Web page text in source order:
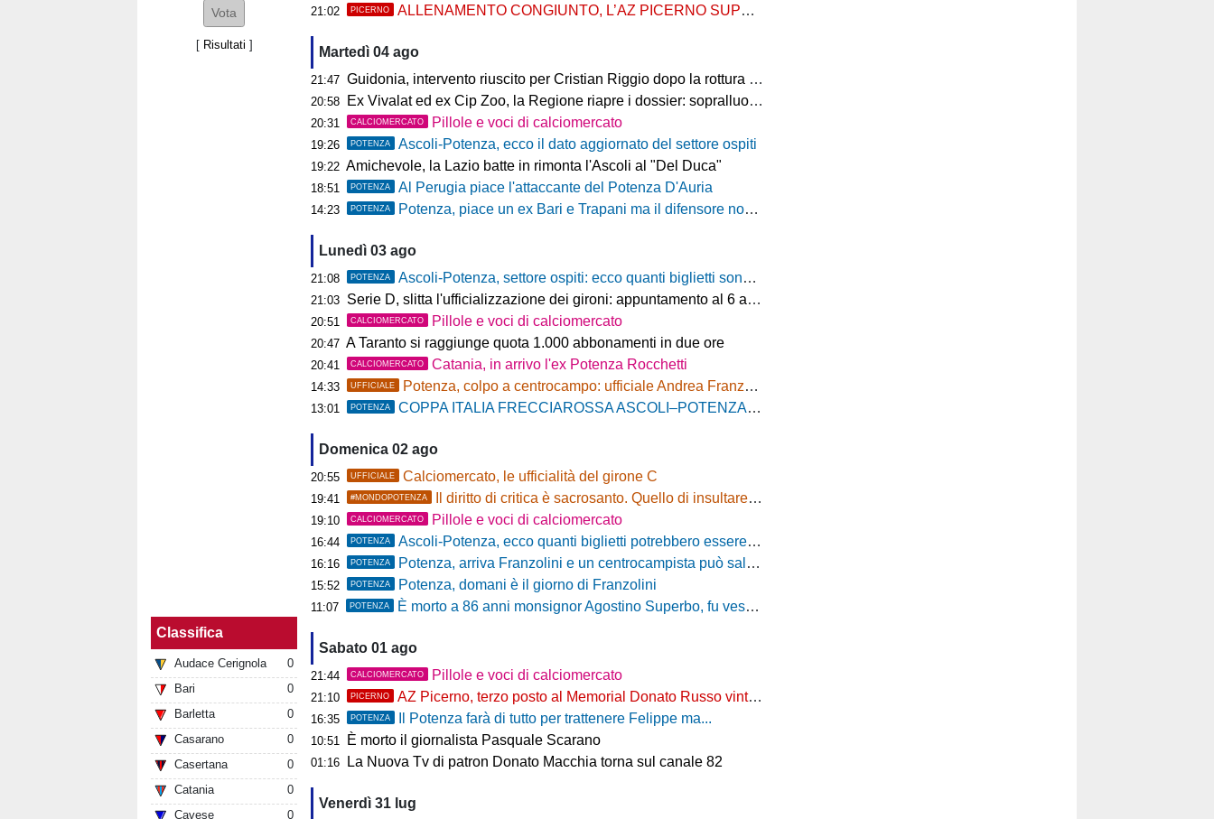
[ Risultati ]
Classifica
Audace Cerignola
0
Bari
0
Barletta
0
Casarano
0
Casertana
0
Catania
0
Cavese
0
21:02 PICERNO ALLENAMENTO CONGIUNTO, L’AZ PICERNO SUPERA L’AS MELFI
Martedì 04 ago
21:47 Guidonia, intervento riuscito per Cristian Riggio dopo la rottura del crociato
20:58 Ex Vivalat ed ex Cip Zoo, la Regione riapre i dossier: sopralluogo di Bardi
20:31 CALCIOMERCATO Pillole e voci di calciomercato
19:26 POTENZA Ascoli-Potenza, ecco il dato aggiornato del settore ospiti
19:22 Amichevole, la Lazio batte in rimonta l'Ascoli al "Del Duca"
18:51 POTENZA Al Perugia piace l'attaccante del Potenza D'Auria
14:23 POTENZA Potenza, piace un ex Bari e Trapani ma il difensore non vestirà rossoblù
Lunedì 03 ago
21:08 POTENZA Ascoli-Potenza, settore ospiti: ecco quanti biglietti sono stati venduti finora
21:03 Serie D, slitta l'ufficializzazione dei gironi: appuntamento al 6 agosto
20:51 CALCIOMERCATO Pillole e voci di calciomercato
20:47 A Taranto si raggiunge quota 1.000 abbonamenti in due ore
20:41 CALCIOMERCATO Catania, in arrivo l'ex Potenza Rocchetti
14:33 UFFICIALE Potenza, colpo a centrocampo: ufficiale Andrea Franzolini, firma fino al 2028
13:01 POTENZA COPPA ITALIA FRECCIAROSSA ASCOLI–POTENZA: BIGLIETTI SETTORE OSPITI IN VENDITA
Domenica 02 ago
20:55 UFFICIALE Calciomercato, le ufficialità del girone C
19:41 #MONDOPOTENZA Il diritto di critica è sacrosanto. Quello di insultare, no!
19:10 CALCIOMERCATO Pillole e voci di calciomercato
16:44 POTENZA Ascoli-Potenza, ecco quanti biglietti potrebbero essere disponibili per il settore ospiti
16:16 POTENZA Potenza, arriva Franzolini e un centrocampista può salutare
15:52 POTENZA Potenza, domani è il giorno di Franzolini
11:07 POTENZA È morto a 86 anni monsignor Agostino Superbo, fu vescovo di Potenza
Sabato 01 ago
21:44 CALCIOMERCATO Pillole e voci di calciomercato
21:10 PICERNO AZ Picerno, terzo posto al Memorial Donato Russo vinto dal Crotone
16:35 POTENZA Il Potenza farà di tutto per trattenere Felippe ma...
10:51 È morto il giornalista Pasquale Scarano
01:16 La Nuova Tv di patron Donato Macchia torna sul canale 82
Venerdì 31 lug